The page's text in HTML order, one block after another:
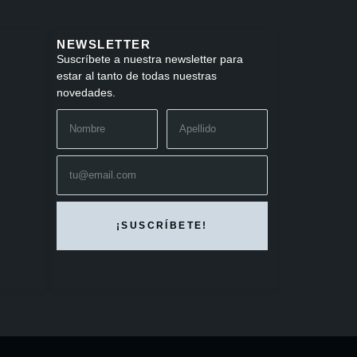
NEWSLETTER
Suscríbete a nuestra newsletter para
estar al tanto de todas nuestras
novedades.